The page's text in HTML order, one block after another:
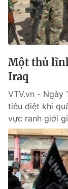
Một thủ
Iraq
VTV.vn - Ngày
tiêu diệt khi
vực ranh giới